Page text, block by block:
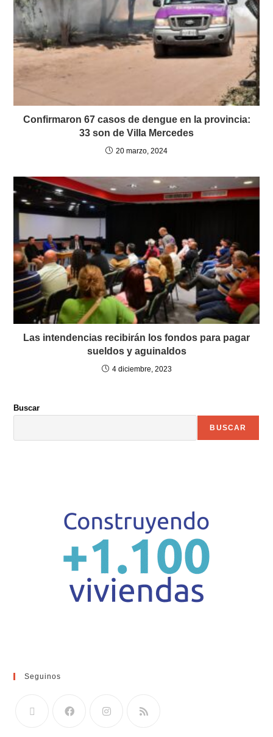
Confirmaron 67 casos de dengue en la provincia:
33 son de Villa Mercedes
20 marzo, 2024
Las intendencias recibirán los fondos para pagar
sueldos y aguinaldos
4 diciembre, 2023
Buscar
BUSCAR
Seguinos